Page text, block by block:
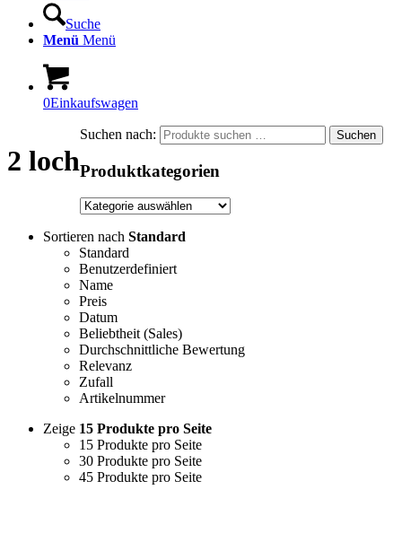
Suche
Menü Menü
0Einkaufswagen
2 loch
Sortieren nach Standard
Standard
Benutzerdefiniert
Name
Preis
Datum
Beliebtheit (Sales)
Durchschnittliche Bewertung
Relevanz
Zufall
Artikelnummer
Zeige 15 Produkte pro Seite
15 Produkte pro Seite
30 Produkte pro Seite
45 Produkte pro Seite
Suchen nach: Suchen
Produktkategorien